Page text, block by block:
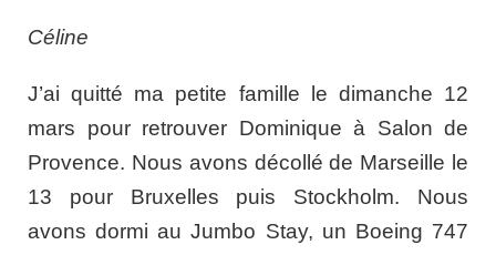
Céline
J’ai quitté ma petite famille le dimanche 12
mars pour retrouver Dominique à Salon de
Provence. Nous avons décollé de Marseille le
13 pour Bruxelles puis Stockholm. Nous
avons dormi au Jumbo Stay, un Boeing 747